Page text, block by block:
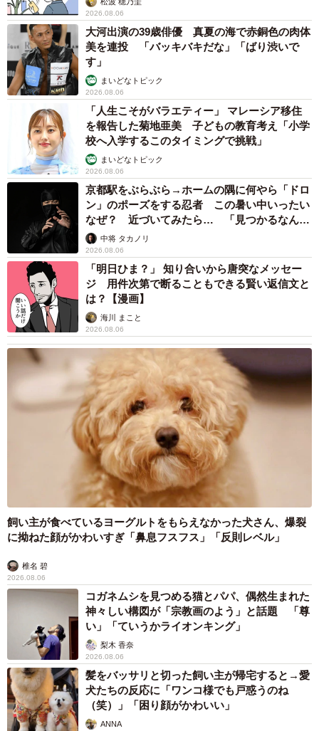
2026.08.06
大河出演の39歳俳優 真夏の海で赤銅色の肉体
美を連投 「バッキバキだな」「ばり渋いで
す」
まいどなトピック
2026.08.06
「人生こそがバラエティー」 マレーシア移住
を報告した菊地亜美 子どもの教育考え「小学
校へ入学するこのタイミングで挑戦」
まいどなトピック
2026.08.06
京都駅をぶらぶら→ホームの隅に何やら「ドロ
ン」のポーズをする忍者 この暑い中いったい
なぜ？ 近づいてみたら… 「見つかるなんて
未熟」中将 タカノリ
2026.08.06
「明日ひま？」 知り合いから唐突なメッセー
ジ 用件次第で断ることもできる賢い返信文と
は？【漫画】
海川 まこと
2026.08.06
飼い主が食べているヨーグルトをもらえなかった犬さん、爆裂
に拗ねた顔がかわいすぎ「鼻息フスフス」「反則レベル」
椎名 碧
2026.08.06
コガネムシを見つめる猫とパパ、偶然生まれた
神々しい構図が「宗教画のよう」と話題 「尊
い」「ていうかライオンキング」
梨木 香奈
2026.08.06
髪をバッサリと切った飼い主が帰宅すると→愛
犬たちの反応に「ワンコ様でも戸惑うのね
（笑）」「困り顔がかわいい」
ANNA